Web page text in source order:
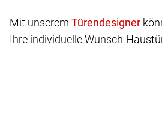
Mit unserem
Ihre individuelle Wunsch-